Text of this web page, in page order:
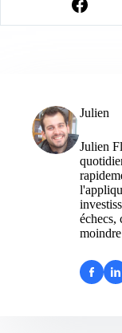
Julien
Julien
échecs,